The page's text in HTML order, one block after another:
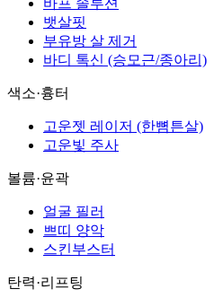
바프 솔루션
뱃살핏
부유방 살 제거
바디 톡신 (승모근/종아리)
색소·흉터
고운젯 레이저 (한뼘튼살)
고운빛 주사
볼륨·윤곽
얼굴 필러
쁘띠 양악
스킨부스터
탄력·리프팅